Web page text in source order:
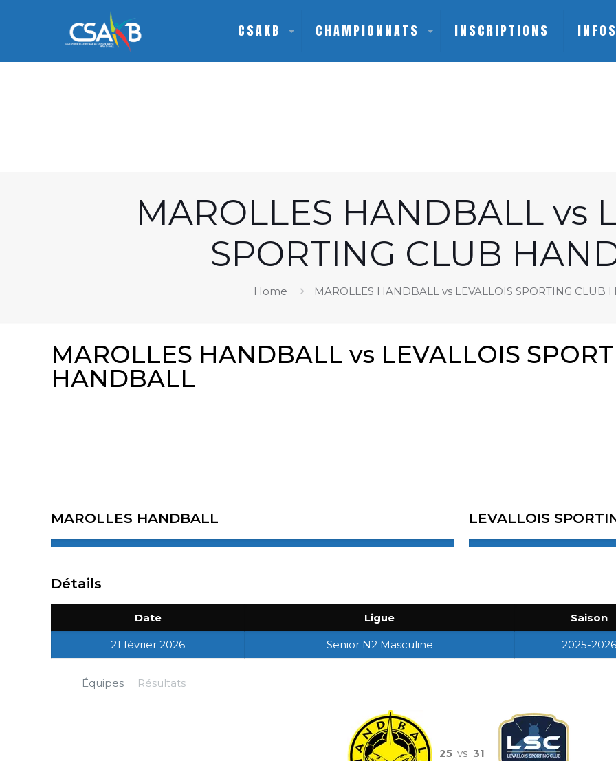
CSAKB CHAMPIONNATS INSCRIPTIONS
MAROLLES HANDBALL vs
SPORTING CLUB
Home MAROLLES HANDBALL vs LEVALLOIS SPORTING CLUB
MAROLLES HANDBALL vs LEVALLOIS
HANDBALL
MAROLLES HANDBALL LEVALLOIS
Détails
Date Ligue Saison
21 février 2026 Senior N2 Masculine 2025-2026
Équipes Résultats
25 vs 31